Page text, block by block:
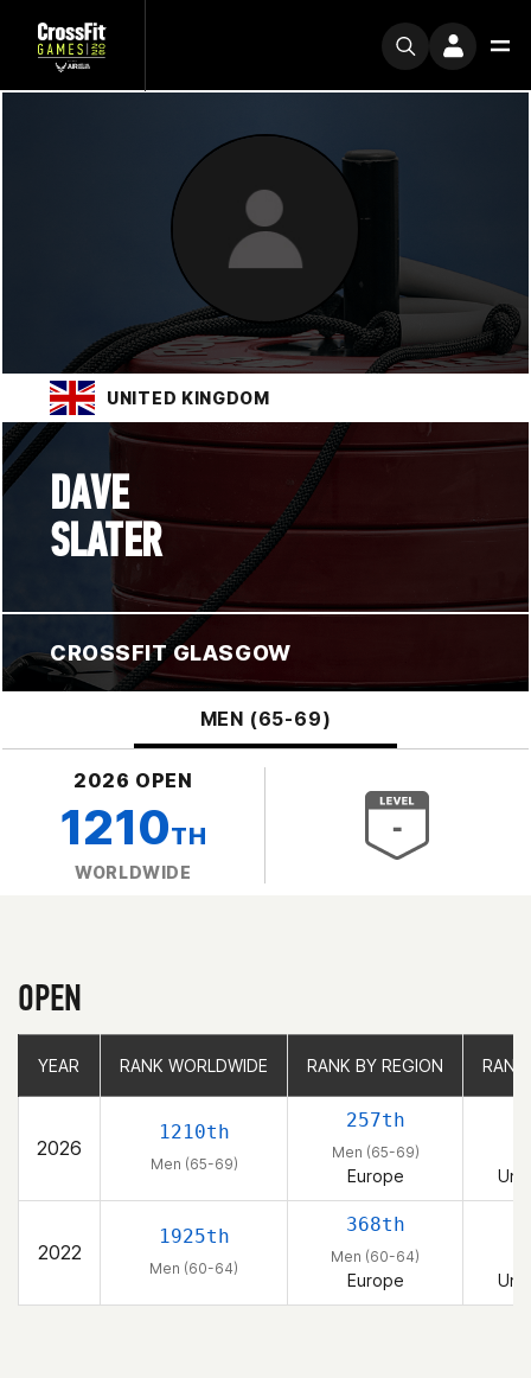
UNITED KINGDOM
DAVE
SLATER
CROSSFIT GLASGOW
MEN (65-69)
2026 OPEN
1210TH
WORLDWIDE
OPEN
YEAR RANK WORLDWIDE RANK BY REGION
2026
1210th
Men (65-69)
257th
Men (65-69)
Europe
2022
1925th
Men (60-64)
368th
Men (60-64)
Europe
YEAR RANK WORLDWIDE RANK BY REGION